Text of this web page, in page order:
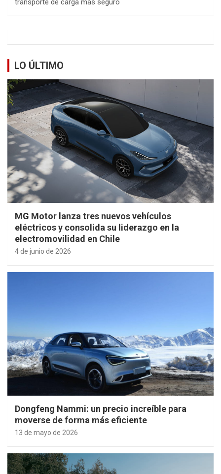
transporte de carga más seguro
LO ÚLTIMO
MG Motor lanza tres nuevos vehículos
eléctricos y consolida su liderazgo en la
electromovilidad en Chile
4 de junio de 2026
Dongfeng Nammi: un precio increíble para
moverse de forma más eficiente
13 de mayo de 2026